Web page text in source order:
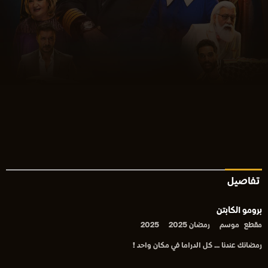
تفاصيل
برومو الكابتن
مقطع موسم رمضان 2025 2025
رمضانك عندنا ... كل الدراما في مكان واحد !